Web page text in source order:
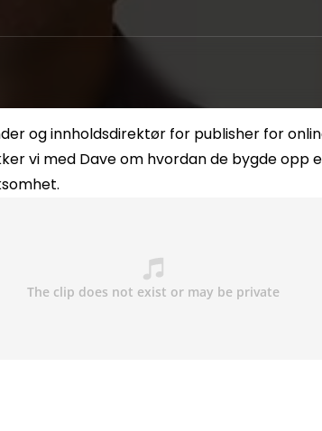
og innholdsdirektør for publisher for
vi med Dave om hvordan de bygde opp